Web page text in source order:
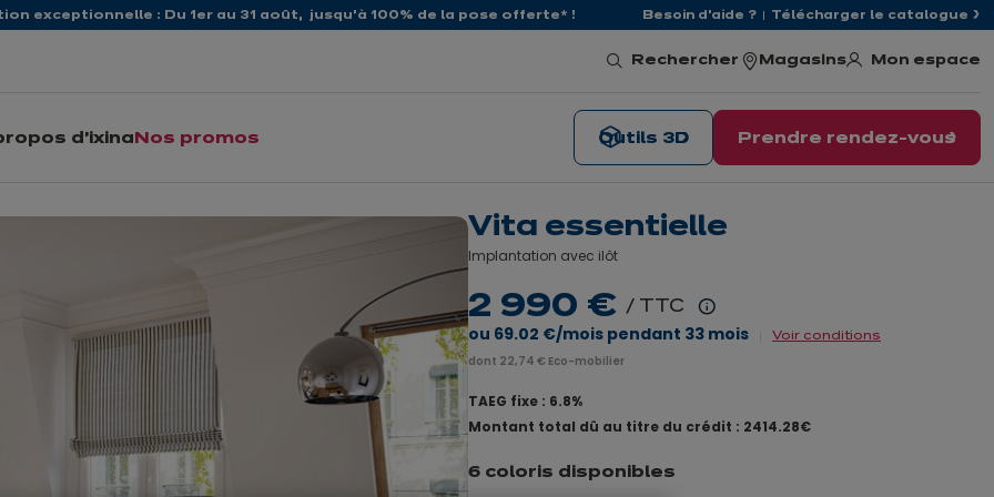
exceptionnelle : Du 1er au 31 août, jusqu’à 100% de la pose offerte* ! Besoin d'aide ? Télécharger le catalogue
Rechercher Magasins Mon espace
d'ixina Nos promos Prendre rendez-vous
Outils 3D
Vita essentielle
Implantation avec ilôt
2 990 € / TTC
En
savoir
ou 69.02 €/mois pendant 33 mois Voir conditions
dont 22,74 € Eco-mobilier
TAEG fixe : 6.8%
Montant total dû au titre du crédit : 2414.28€
6 coloris disponibles